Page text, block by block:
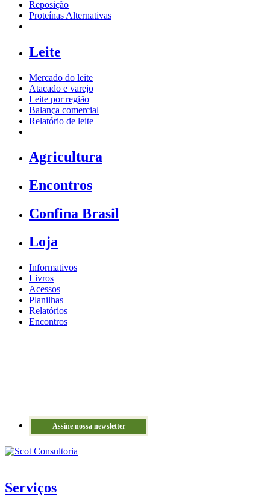
Reposição
Proteínas Alternativas
Leite
Mercado do leite
Atacado e varejo
Leite por região
Balança comercial
Relatório de leite
Agricultura
Encontros
Confina Brasil
Loja
Informativos
Livros
Acessos
Planilhas
Relatórios
Encontros
Assine nossa newsletter
Serviços